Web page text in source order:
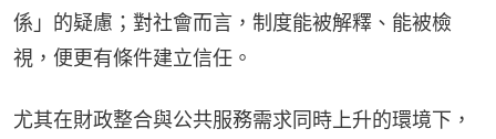
係」的疑慮；對社會而言，制度能被解釋、能被檢
視，便更有條件建立信任。
尤其在財政整合與公共服務需求同時上升的環境下，